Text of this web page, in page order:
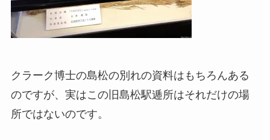
クラーク博士の島松の別れの資料はもちろんある
のですが、実はこの旧島松駅逓所はそれだけの場
所ではないのです。